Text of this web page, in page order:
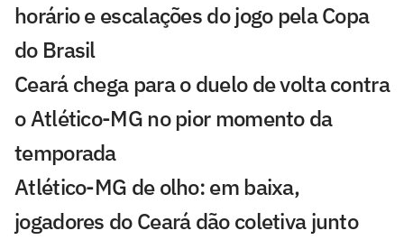
horário e escalações do jogo pela Copa
do Brasil
Ceará chega para o duelo de volta contra
o Atlético-MG no pior momento da
temporada
Atlético-MG de olho: em baixa,
jogadores do Ceará dão coletiva junto